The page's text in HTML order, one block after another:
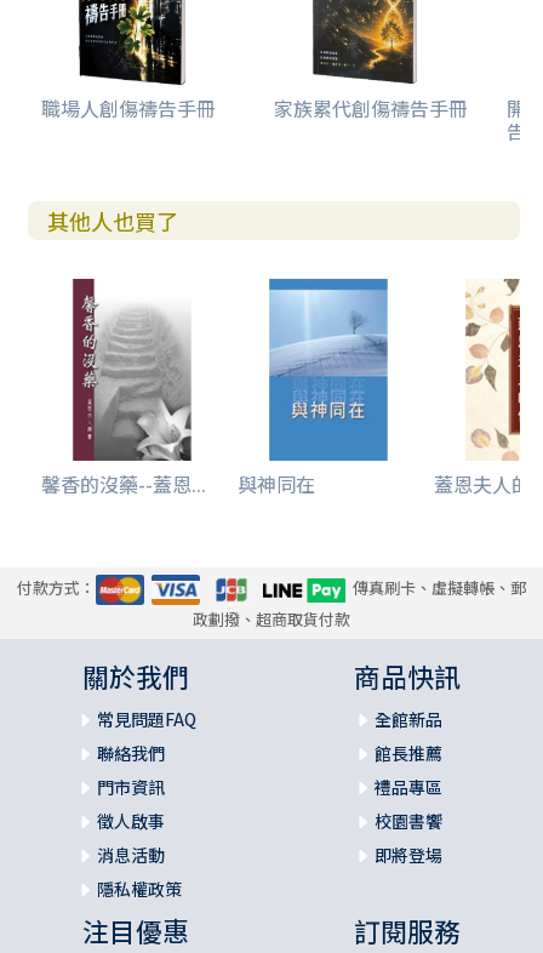
職場人創傷禱告手冊 家族累代創傷禱告手冊 開
告(
其他人也買了
馨香的沒藥--蓋恩... 與神同在 蓋恩夫人的
付款方式：
傳真刷卡、虛擬轉帳、郵
政劃撥、超商取貨付款
關於我們
常見問題FAQ
聯絡我們
門市資訊
徵人啟事
消息活動
隱私權政策
商品快訊
全館新品
館長推薦
禮品專區
校園書饗
即將登場
注目優惠 訂閱服務